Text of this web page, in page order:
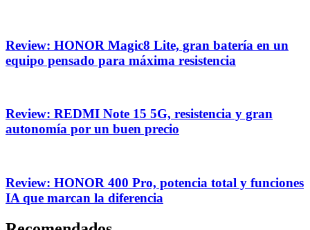
Review: HONOR Magic8 Lite, gran batería en un
equipo pensado para máxima resistencia
Review: REDMI Note 15 5G, resistencia y gran
autonomía por un buen precio
Review: HONOR 400 Pro, potencia total y funciones
IA que marcan la diferencia